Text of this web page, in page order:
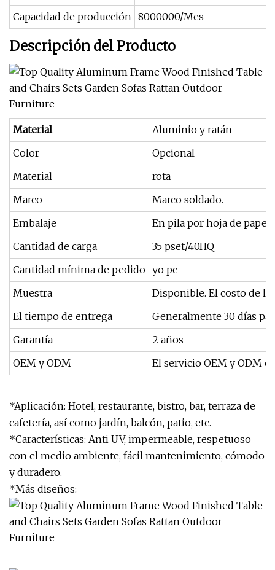
Capacidad de producción 8000000/Mes
Descripción del Producto
Material
Aluminio y ratán
Color
Opcional
Material
rota
Marco
Marco soldado.
Embalaje
En pila por hoja de papel
Cantidad de carga
35 pset/40HQ
Cantidad mínima de pedido yo pc
Muestra
Disponible. El costo de
El tiempo de entrega
Generalmente 30 días
Garantía
2 años
OEM y ODM
El servicio OEM y ODM
*Aplicación: Hotel, restaurante, bistro, bar, terraza de
cafetería, así como jardín, balcón, patio, etc.
*Características: Anti UV, impermeable, respetuoso
con el medio ambiente, fácil mantenimiento, cómodo
y duradero.
*Más diseños: